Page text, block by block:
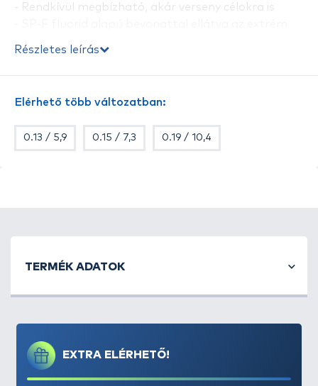
- Rendkívül megbízható, akár verseny célokra is
#0,6 - 0,128 mm - 5,9 kg
#1,0 - 0,165 mm - 9,1 kg
Részletes leírás
Elérhető több változatban:
0.13 / 5,9 0.15 / 7,3 0.19 / 10,4
EXTRA ELÉRHETŐ!
TERMÉK ADATOK